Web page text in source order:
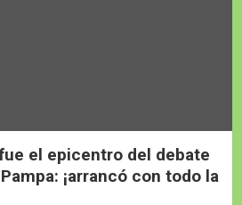
el epicentro del debate
¡arrancó con todo la